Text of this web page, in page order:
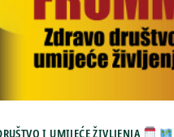
I UMIJEĆE ŽIVLJENJA